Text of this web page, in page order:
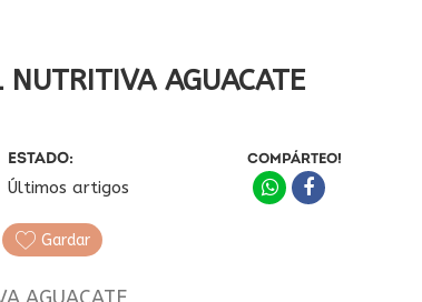
NUTRITIVA AGUACATE
ESTADO:
Últimos artigos
COMPÁRTEO!
Gardar